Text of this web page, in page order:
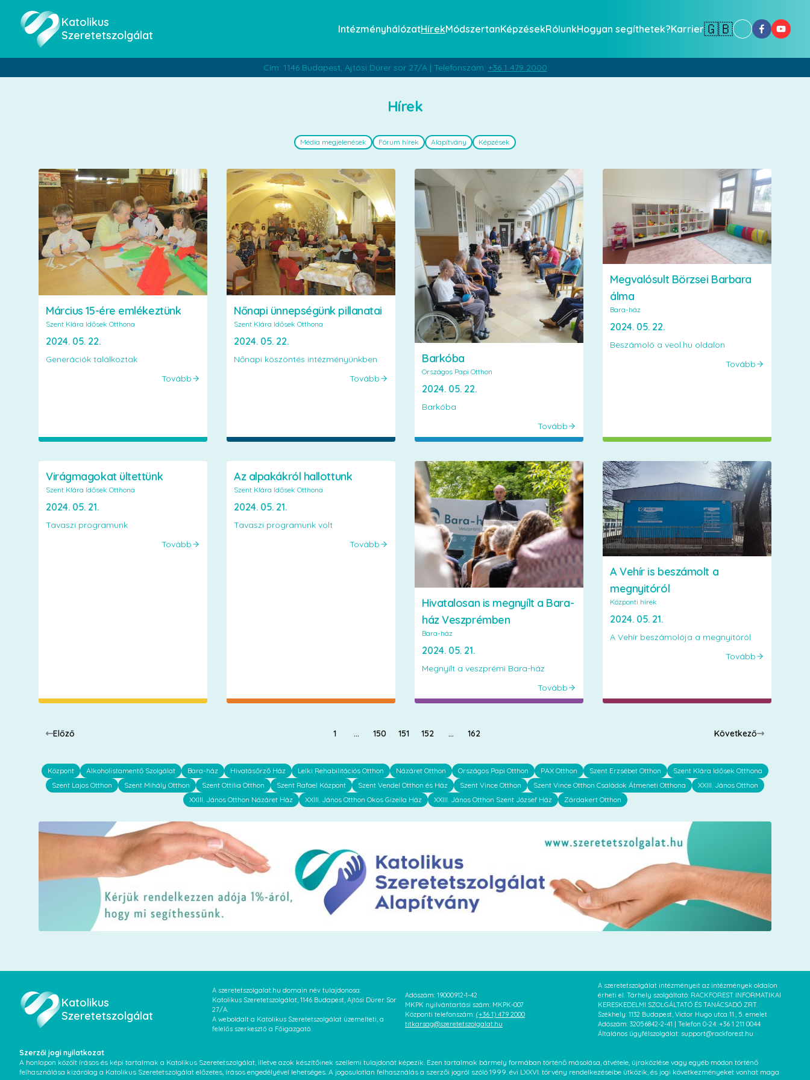
Katolikus
Szeretetszolgálat
IntézményhálózatHírekMódszertanKépzésekRólunkHogyan segíthetek?Karrier🇬🇧
Cím: 1146 Budapest, Ajtósi Dürer sor 27/A | Telefonszám: +36 1 479 2000
Hírek
Média megjelenések Fórum hírek Alapítvány Képzések
Március 15-ére emlékeztünk
Szent Klára Idősek Otthona
2024. 05. 22.
Generációk találkoztak
Tovább
Nőnapi ünnepségünk pillanatai
Szent Klára Idősek Otthona
2024. 05. 22.
Nőnapi köszöntés intézményünkben
Tovább
Barkóba
Országos Papi Otthon
2024. 05. 22.
Barkóba
Tovább
Megvalósult Börzsei Barbara
álma
Bara-ház
2024. 05. 22.
Beszámoló a veol.hu oldalon
Tovább
Virágmagokat ültettünk
Szent Klára Idősek Otthona
2024. 05. 21.
Tavaszi programunk
Tovább
Az alpakákról hallottunk
Szent Klára Idősek Otthona
2024. 05. 21.
Tavaszi programunk volt
Tovább
Hivatalosan is megnyílt a Bara-
ház Veszprémben
Bara-ház
2024. 05. 21.
Megnyílt a veszprémi Bara-ház
Tovább
A Vehír is beszámolt a
megnyitóról
Központi hírek
2024. 05. 21.
A Vehír beszámolója a megnyitóról
Tovább
Előző 1 … 150 151 152 … 162 Következő
Központ Alkoholistamentő Szolgálat Bara-ház Hivatásőrző Ház Lelki Rehabilitációs Otthon Názáret Otthon Országos Papi Otthon PAX Otthon Szent Erzsébet Otthon
Szent Klára Idősek Otthona
Szent Lajos Otthon
Szent Mihály Otthon Szent Ottilia Otthon Szent Rafael Központ Szent Vendel Otthon és Ház Szent Vince Otthon Szent Vince Otthon Családok Átmeneti Otthona
XXIII. János Otthon
XXIII. János Otthon Názáret Ház
XXIII. János Otthon Okos Gizella Ház XXIII. János Otthon Szent József Ház Zárdakert Otthon
Katolikus
Szeretetszolgálat
A szeretetszolgalat.hu domain név tulajdonosa:
Katolikus Szeretetszolgálat, 1146 Budapest, Ajtósi Dürer Sor
27/A.
A weboldalt a Katolikus Szeretetszolgálat üzemelteti, a
felelős szerkesztő a Főigazgató.
Adószám: 19000912-1-42
MKPK nyilvántartási szám: MKPK-007
Központi telefonszám: (+36 1) 479 2000
titkarsag@szeretetszolgalat.hu
A szeretetszolgálat intézményeit az intézmények oldalon
érheti el. Tárhely szolgáltató: RACKFOREST INFORMATIKAI
KERESKEDELMI SZOLGÁLTATÓ ÉS TANÁCSADÓ ZRT.
Székhely: 1132 Budapest, Victor Hugo utca 11., 5. emelet
Adószám: 32056842-2-41 | Telefon 0-24: +36 1 211 0044
Általános ügyfélszolgálat: support@rackforest.hu
Szerzői jogi nyilatkozat
A honlapon közölt írásos és képi tartalmak a Katolikus Szeretetszolgálat, illetve azok készítőinek szellemi tulajdonát képezik. Ezen tartalmak bármely formában történő másolása, átvétele, újraközlése vagy egyéb módon történő
felhasználása kizárólag a Katolikus Szeretetszolgálat előzetes, írásos engedélyével lehetséges. A jogosulatlan felhasználás a szerzői jogról szóló 1999. évi LXXVI. törvény rendelkezéseibe ütközik, és jogi következményeket vonhat maga